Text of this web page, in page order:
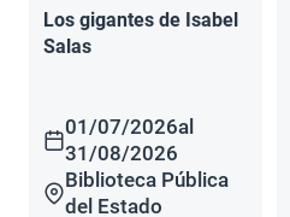
Los gigantes de Isabel
Salas
01/07/2026al
31/08/2026
Biblioteca Pública
del Estado